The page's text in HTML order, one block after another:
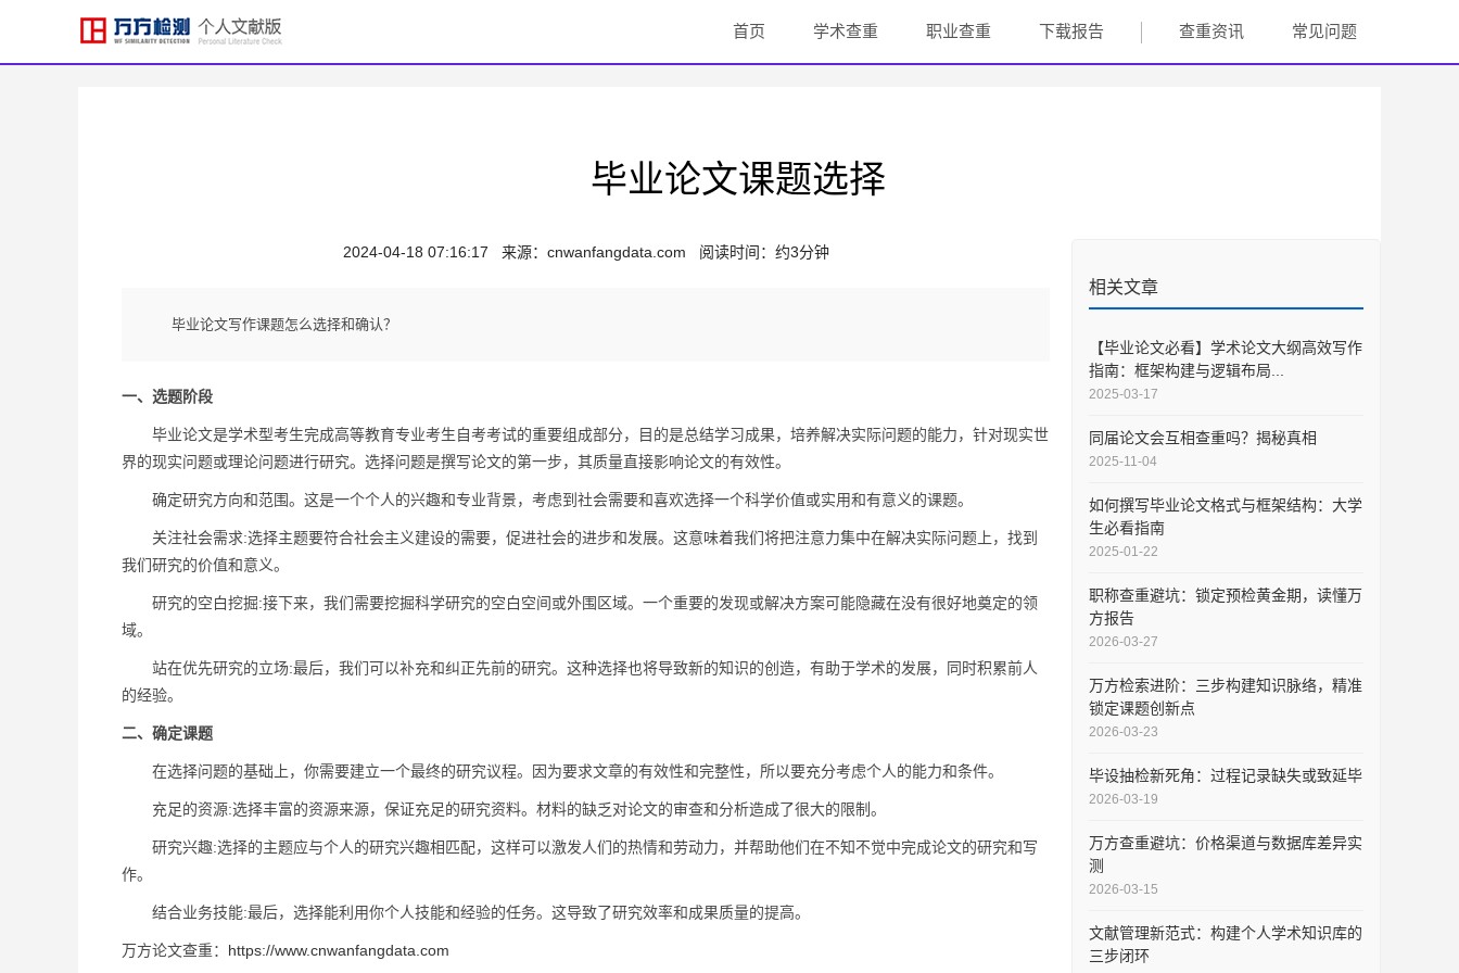
首页 学术查重 职业查重 下载报告 查重资讯 常见问题
毕业论文课题选择
2024-04-18 07:16:17 来源： cnwanfangdata.com 阅读时间：约3分钟
毕业论文写作课题怎么选择和确认？
一、选题阶段
毕业论文是学术型考生完成高等教育专业考生自考考试的重要组成部分，目的是总结学习成果，培养解决实际问题的能力，针对现实世
界的现实问题或理论问题进行研究。选择问题是撰写论文的第一步，其质量直接影响论文的有效性。
确定研究方向和范围。这是一个个人的兴趣和专业背景，考虑到社会需要和喜欢选择一个科学价值或实用和有意义的课题。
关注社会需求:选择主题要符合社会主义建设的需要，促进社会的进步和发展。这意味着我们将把注意力集中在解决实际问题上，找到
我们研究的价值和意义。
研究的空白挖掘:接下来，我们需要挖掘科学研究的空白空间或外围区域。一个重要的发现或解决方案可能隐藏在没有很好地奠定的领
域。
站在优先研究的立场:最后，我们可以补充和纠正先前的研究。这种选择也将导致新的知识的创造，有助于学术的发展，同时积累前人
的经验。
二、确定课题
在选择问题的基础上，你需要建立一个最终的研究议程。因为要求文章的有效性和完整性，所以要充分考虑个人的能力和条件。
充足的资源:选择丰富的资源来源，保证充足的研究资料。材料的缺乏对论文的审查和分析造成了很大的限制。
研究兴趣:选择的主题应与个人的研究兴趣相匹配，这样可以激发人们的热情和劳动力，并帮助他们在不知不觉中完成论文的研究和写
作。
结合业务技能:最后，选择能利用你个人技能和经验的任务。这导致了研究效率和成果质量的提高。
万方论文查重： https://www.cnwanfangdata.com
相关文章
【毕业论文必看】学术论文大纲高效写作
指南：框架构建与逻辑布局...
2025-03-17
同届论文会互相查重吗？揭秘真相
2025-11-04
如何撰写毕业论文格式与框架结构：大学
生必看指南
2025-01-22
职称查重避坑：锁定预检黄金期，读懂万
方报告
2026-03-27
万方检索进阶：三步构建知识脉络，精准
锁定课题创新点
2026-03-23
毕设抽检新死角：过程记录缺失或致延毕
2026-03-19
万方查重避坑：价格渠道与数据库差异实
测
2026-03-15
文献管理新范式：构建个人学术知识库的
三步闭环